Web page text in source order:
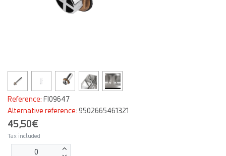
Reference: FI09647
Alternative reference: 9502665461321
45,50€
Tax included